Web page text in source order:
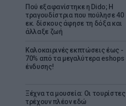
Πού εξαφανίστηκε η Dido; Η
τραγουδίστρια που πούλησε 40
εκ. δίσκους άφησε τη δόξα και
άλλαξε ζωή
Καλοκαιρινές εκπτώσεις έως -
70% από τα μεγαλύτερα eshops
ένδυσης!
Ξέχνα τα μουσεία: Οι τουρίστες
τρέχουν πλέον εδώ